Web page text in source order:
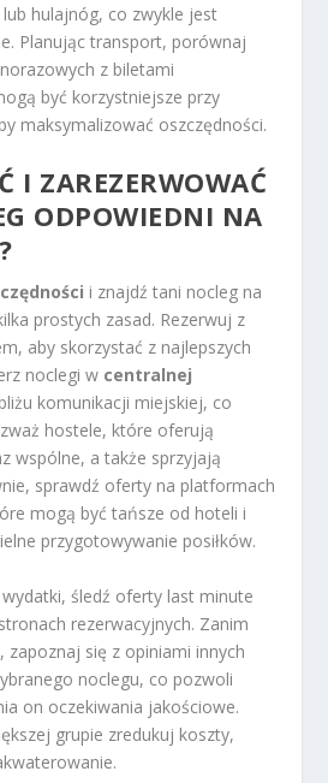
lub hulajnóg, co zwykle jest
Planując transport, porównaj
z biletami
być korzystniejsze przy
maksymalizować oszczędności.
I ZAREZERWOWAĆ
ODPOWIEDNI NA
?
i znajdź tani nocleg na
prostych zasad. Rezerwuj z
aby skorzystać z najlepszych
noclegi w centralnej
komunikacji miejskiej, co
hostele, które oferują
wspólne, a także sprzyjają
sprawdź oferty na platformach
mogą być tańsze od hoteli i
przygotowywanie posiłków.
śledź oferty last minute
rezerwacyjnych. Zanim
zapoznaj się z opiniami innych
noclegu, co pozwoli
on oczekiwania jakościowe.
grupie zredukuj koszty,